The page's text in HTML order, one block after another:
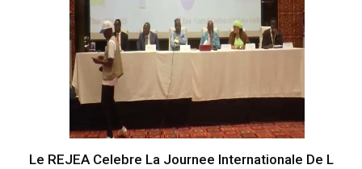
Le REJEA Celebre La Journee Internationale De L